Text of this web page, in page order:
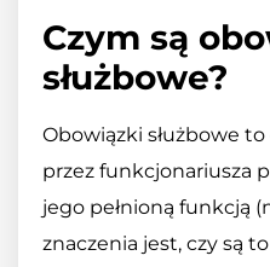
Czym są
służbowe?
Obowiązki służbowe
przez funkcjonariusza
jego pełnioną funkcją
znaczenia jest, czy są